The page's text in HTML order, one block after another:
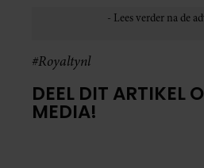
#Royaltynl
DEEL DIT ARTIKEL
MEDIA!